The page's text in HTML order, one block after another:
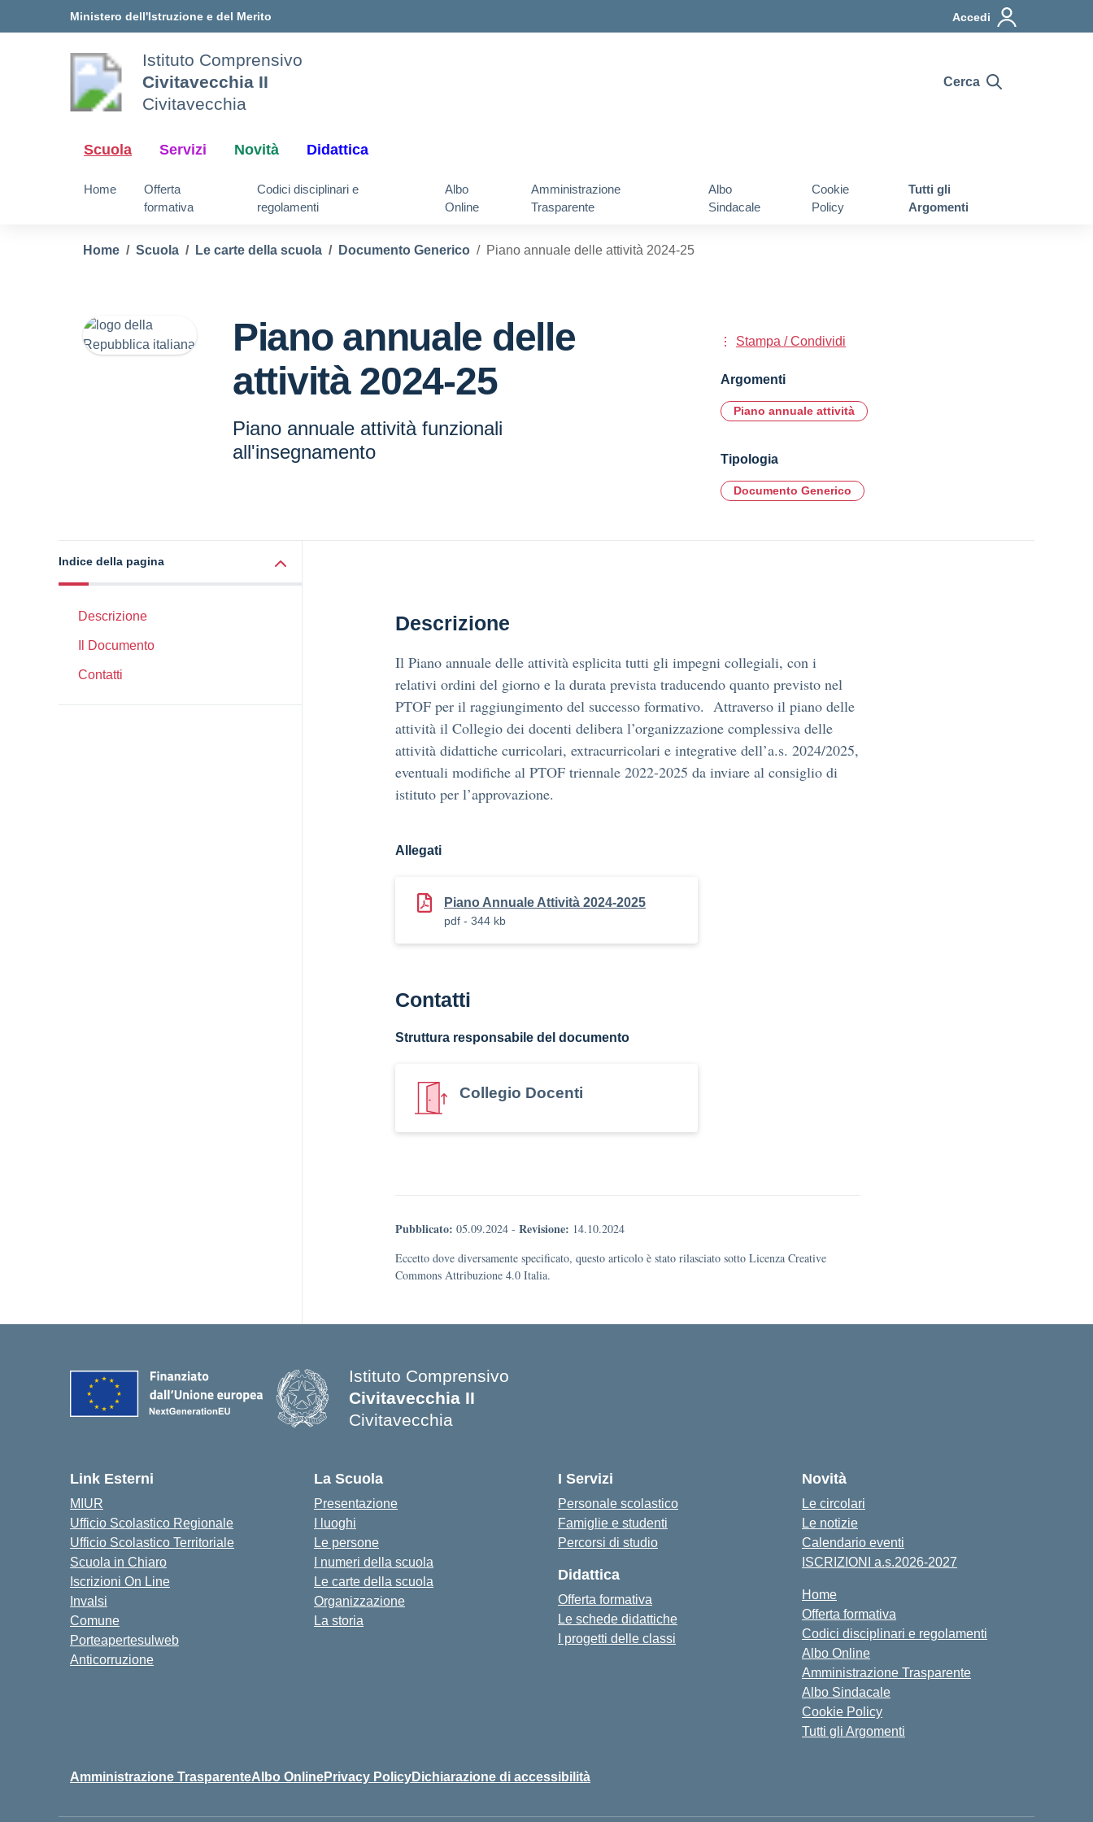
Ministero dell'Istruzione e del Merito Accedi
Istituto Comprensivo
Civitavecchia II
Civitavecchia
Cerca
Scuola Servizi Novità Didattica
Home
Offerta
formativa
Codici disciplinari e
regolamenti
Albo
Online
Amministrazione
Trasparente
Albo
Sindacale
Cookie
Policy
Tutti gli
Argomenti
Home Scuola Le carte della scuola Documento Generico Piano annuale delle attività 2024-25
Piano annuale delle
attività 2024-25
Piano annuale attività funzionali
all'insegnamento
Stampa / Condividi
Argomenti
Piano annuale attività
Tipologia
Documento Generico
Indice della pagina
Descrizione
Il Documento
Contatti
Descrizione
Il Piano annuale delle attività esplicita tutti gli impegni collegiali, con i
relativi ordini del giorno e la durata prevista traducendo quanto previsto nel
PTOF per il raggiungimento del successo formativo. Attraverso il piano delle
attività il Collegio dei docenti delibera l’organizzazione complessiva delle
attività didattiche curricolari, extracurricolari e integrative dell’a.s. 2024/2025,
eventuali modifiche al PTOF triennale 2022-2025 da inviare al consiglio di
istituto per l’approvazione.
Allegati
Piano Annuale Attività 2024-2025
pdf - 344 kb
Contatti
Struttura responsabile del documento
Collegio Docenti
Pubblicato: 05.09.2024 - Revisione: 14.10.2024
Eccetto dove diversamente specificato, questo articolo è stato rilasciato sotto Licenza Creative
Commons Attribuzione 4.0 Italia.
Istituto Comprensivo
Civitavecchia II
Civitavecchia
Link Esterni
MIUR
Ufficio Scolastico Regionale
Ufficio Scolastico Territoriale
Scuola in Chiaro
Iscrizioni On Line
Invalsi
Comune
Porteapertesulweb
Anticorruzione
La Scuola
Presentazione
I luoghi
Le persone
I numeri della scuola
Le carte della scuola
Organizzazione
La storia
I Servizi
Personale scolastico
Famiglie e studenti
Percorsi di studio
Didattica
Offerta formativa
Le schede didattiche
I progetti delle classi
Novità
Le circolari
Le notizie
Calendario eventi
ISCRIZIONI a.s.2026-2027
Home
Offerta formativa
Codici disciplinari e regolamenti
Albo Online
Amministrazione Trasparente
Albo Sindacale
Cookie Policy
Tutti gli Argomenti
Amministrazione TrasparenteAlbo OnlinePrivacy PolicyDichiarazione di accessibilità